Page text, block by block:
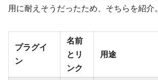
用に耐えそうだったため、そちらを紹介。
プラグイ
ン
名前
とリ
ンク
用途